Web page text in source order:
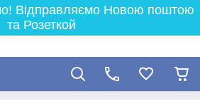
Відправляємо Новою поштою
та Розеткой